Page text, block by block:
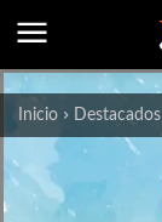
Inicio Destacados